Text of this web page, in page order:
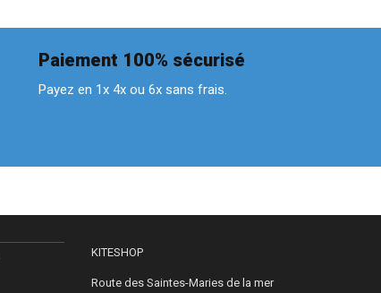
Paiement 100% sécurisé
Payez en 1x 4x ou 6x sans frais.
KITESHOP
Route des Saintes-Maries de la mer